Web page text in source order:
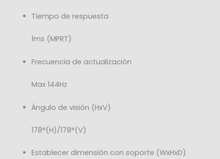
Tiempo de respuesta
1ms (MPRT)
Frecuencia de actualización
Max 144Hz
Ángulo de visión (HxV)
178°(H)/178°(V)
Establecer dimensión con soporte (WxHxD)